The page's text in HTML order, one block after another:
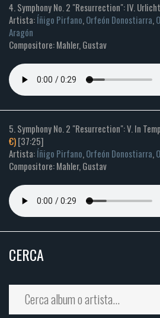
4. Symphony No. 2 "Resurrection": IV. Urlicht
Artista:Íñigo Pirfano,Orfeón Donostiarra,
Aragón
Compositore: Mahler, Gustav
5. Symphony No. 2 "Resurrection": V. In
€)[37:25]
Artista:Íñigo Pirfano,Orfeón Donostiarra,
Compositore: Mahler, Gustav
CERCA